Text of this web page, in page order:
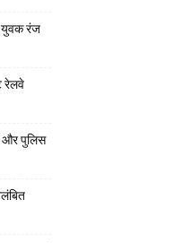
युवक रंज
रेलवे
और पुलिस